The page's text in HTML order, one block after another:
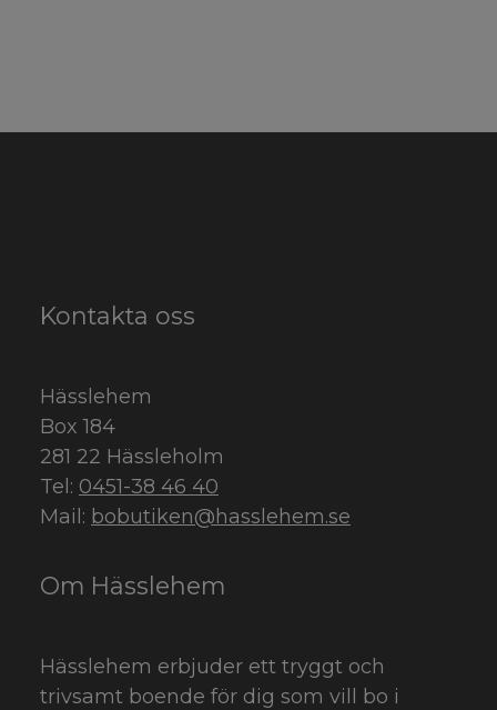
Kontakta oss
Hässlehem
Box 184
281 22 Hässleholm
Tel: 0451-38 46 40
Mail: bobutiken@hasslehem.se
Om Hässlehem
Hässlehem erbjuder ett tryggt och
trivsamt boende för dig som vill bo i